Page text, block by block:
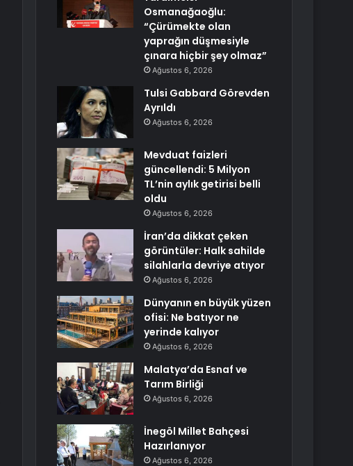
Osmanağaoğlu:
“Çürümekte olan
yaprağın düşmesiyle
çınara hiçbir şey olmaz”
Ağustos 6, 2026
Tulsi Gabbard Görevden
Ayrıldı
Ağustos 6, 2026
Mevduat faizleri
güncellendi: 5 Milyon
TL’nin aylık getirisi belli
oldu
Ağustos 6, 2026
İran’da dikkat çeken
görüntüler: Halk sahilde
silahlarla devriye atıyor
Ağustos 6, 2026
Dünyanın en büyük yüzen
ofisi: Ne batıyor ne
yerinde kalıyor
Ağustos 6, 2026
Malatya’da Esnaf ve
Tarım Birliği
Ağustos 6, 2026
İnegöl Millet Bahçesi
Hazırlanıyor
Ağustos 6, 2026